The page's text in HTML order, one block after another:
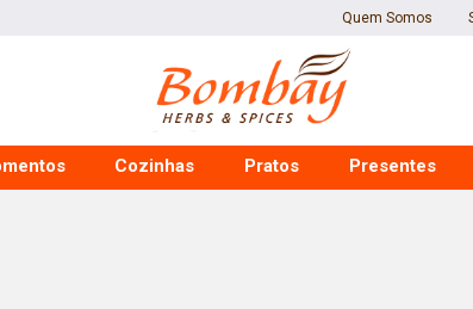
Quem Somos
Cozinhas Pratos Presentes